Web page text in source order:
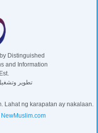
Distinguished
and Information
تطوير
Lahat ng karapatan ay nakalaan.